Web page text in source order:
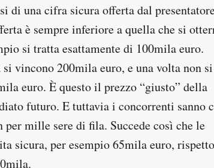
di una cifra sicura offerta dal
è sempre inferiore a quella che si
si tratta esattamente di 100mila euro.
vincono 200mila euro, e una volta non si
euro. È questo il prezzo “giusto” della
futuro. E tuttavia i concorrenti sanno
per mille sere di fila. Succede così che le
sicura, per esempio 65mila euro,